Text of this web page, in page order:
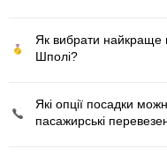
Як вибрати найкраще
Шполі?
Які опції посадки
пасажирські